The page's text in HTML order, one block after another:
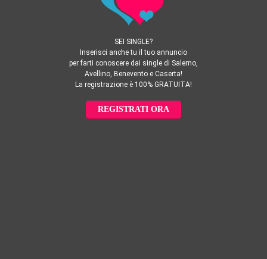
SEI SINGLE?
Inserisci anche tu il tuo annuncio
per farti conoscere dai single di Salerno,
Avellino, Benevento e Caserta!
La registrazione è 100% GRATUITA!
REGISTRATI ORA